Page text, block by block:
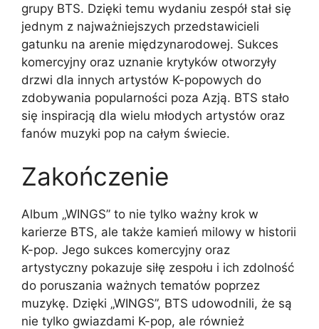
grupy BTS. Dzięki temu wydaniu zespół stał się
jednym z najważniejszych przedstawicieli
gatunku na arenie międzynarodowej. Sukces
komercyjny oraz uznanie krytyków otworzyły
drzwi dla innych artystów K-popowych do
zdobywania popularności poza Azją. BTS stało
się inspiracją dla wielu młodych artystów oraz
fanów muzyki pop na całym świecie.
Zakończenie
Album „WINGS” to nie tylko ważny krok w
karierze BTS, ale także kamień milowy w historii
K-pop. Jego sukces komercyjny oraz
artystyczny pokazuje siłę zespołu i ich zdolność
do poruszania ważnych tematów poprzez
muzykę. Dzięki „WINGS”, BTS udowodnili, że są
nie tylko gwiazdami K-pop, ale również